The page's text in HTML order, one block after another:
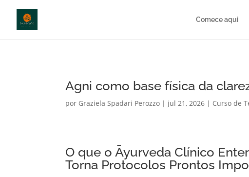
Comece aqui
Agni como base física da
por Graziela Spadari Perozzo | jul 21, 2026 | Curso de
O que o Āyurveda Clínico
Torna Protocolos Prontos